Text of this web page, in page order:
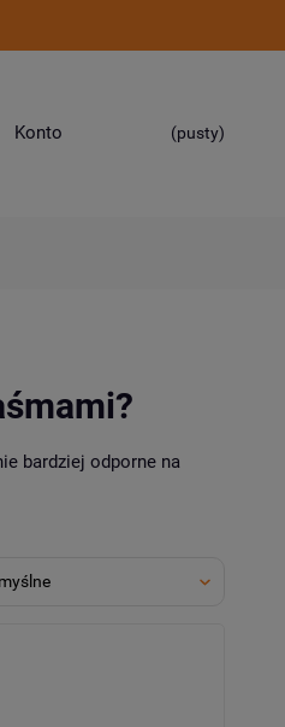
(pusty)
Konto
bardziej odporne na